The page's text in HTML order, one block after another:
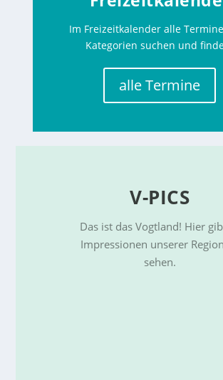
Im Freizeitkalender alle
Kategorien suchen und
alle Termine
V-PICS
Das ist das Vogtland! Hier
Impressionen unserer
sehen.